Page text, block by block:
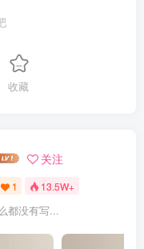
收藏
关注
1 13.5W+
都没有写...